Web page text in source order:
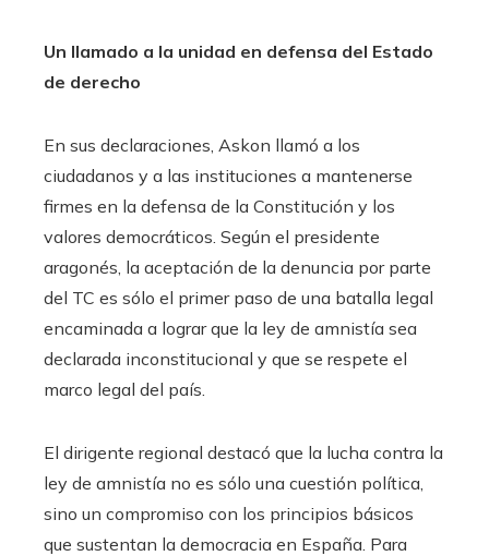
Un llamado a la unidad en defensa del Estado
de derecho
En sus declaraciones, Askon llamó a los
ciudadanos y a las instituciones a mantenerse
firmes en la defensa de la Constitución y los
valores democráticos. Según el presidente
aragonés, la aceptación de la denuncia por parte
del TC es sólo el primer paso de una batalla legal
encaminada a lograr que la ley de amnistía sea
declarada inconstitucional y que se respete el
marco legal del país.
El dirigente regional destacó que la lucha contra la
ley de amnistía no es sólo una cuestión política,
sino un compromiso con los principios básicos
que sustentan la democracia en España. Para